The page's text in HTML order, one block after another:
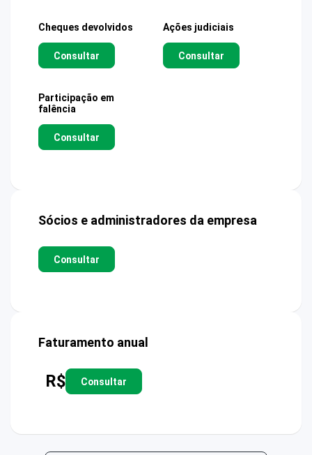
Cheques devolvidos
Consultar
Ações judiciais
Consultar
Participação em
falência
Consultar
Sócios e administradores da empresa
Consultar
Faturamento anual
R$ Consultar